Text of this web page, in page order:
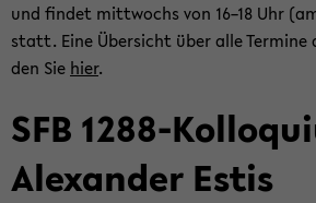
und fin­det mitt­wochs von 16–18 Uhr
statt. Eine Über­sicht über alle
den Sie hier.
SFB 1288-​
Alex­an­der Estis